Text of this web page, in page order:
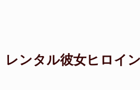
レンタル彼女ヒロイ